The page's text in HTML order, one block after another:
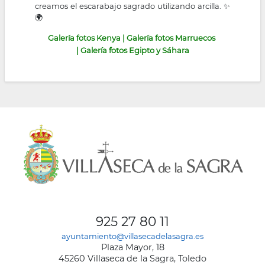
creamos el escarabajo sagrado utilizando arcilla. ✨
🌍
Galería fotos Kenya | Galería fotos Marruecos
| Galería fotos Egipto y Sáhara
925 27 80 11
ayuntamiento@villasecadelasagra.es
Plaza Mayor, 18
45260 Villaseca de la Sagra, Toledo